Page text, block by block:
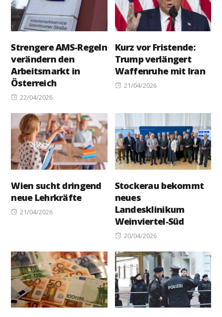
Strengere AMS-Regeln
verändern den
Arbeitsmarkt in
Österreich
Posted
22/04/2026
Kurz vor Fristende:
Trump verlängert
Waffenruhe mit Iran
Posted
21/04/2026
Wien sucht dringend
neue Lehrkräfte
Posted
21/04/2026
Stockerau bekommt
neues
Landesklinikum
Weinviertel-Süd
Posted
20/04/2026